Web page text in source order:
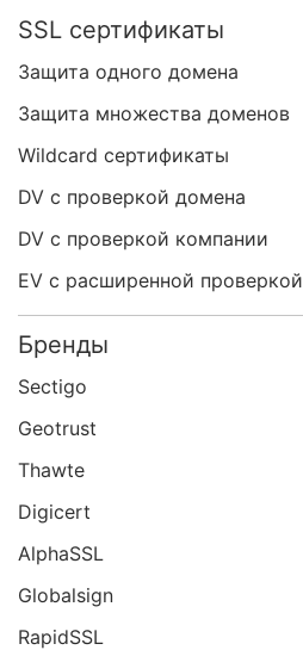
SSL сертификаты
Защита одного домена
Защита множества доменов
Wildcard сертификаты
DV с проверкой домена
DV с проверкой компании
EV с расширенной проверкой
Бренды
Sectigo
Geotrust
Thawte
Digicert
AlphaSSL
Globalsign
RapidSSL